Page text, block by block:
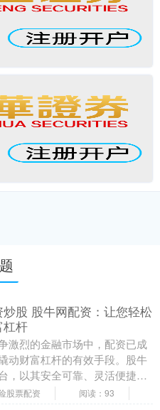
股 股牛网配资：让您轻松
杠杆
激烈的金融市场中，配资已成
动财富杠杆的有效手段。股牛
，以其安全可靠、灵活便捷的
资者提供了绝佳的配资选择。
股票配资 阅读：93